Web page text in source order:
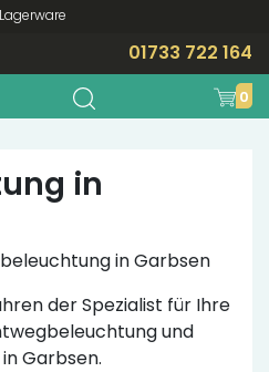
Lagerware
Beratung? 01733 722 164
0
in
in Garbsen
der Spezialist für Ihre
und
Garbsen.